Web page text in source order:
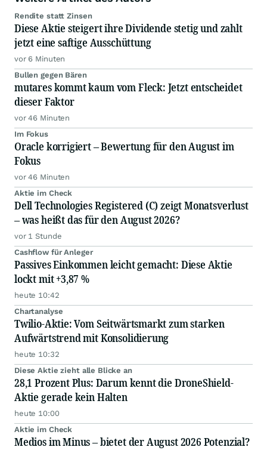
Rendite statt Zinsen
Diese Aktie steigert ihre Dividende stetig und zahlt
jetzt eine saftige Ausschüttung
vor 6 Minuten
Bullen gegen Bären
mutares kommt kaum vom Fleck: Jetzt entscheidet
dieser Faktor
vor 46 Minuten
Im Fokus
Oracle korrigiert – Bewertung für den August im
Fokus
vor 46 Minuten
Aktie im Check
Dell Technologies Registered (C) zeigt Monatsverlust
– was heißt das für den August 2026?
vor 1 Stunde
Cashflow für Anleger
Passives Einkommen leicht gemacht: Diese Aktie
lockt mit +3,87 %
heute 10:42
Chartanalyse
Twilio-Aktie: Vom Seitwärtsmarkt zum starken
Aufwärtstrend mit Konsolidierung
heute 10:32
Diese Aktie zieht alle Blicke an
28,1 Prozent Plus: Darum kennt die DroneShield-
Aktie gerade kein Halten
heute 10:00
Aktie im Check
Medios im Minus – bietet der August 2026 Potenzial?